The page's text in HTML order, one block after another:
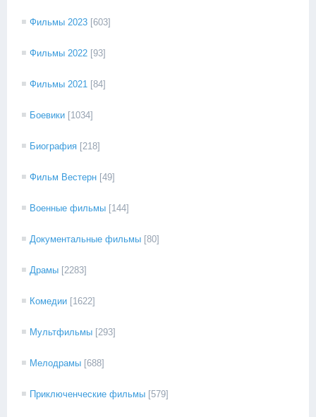
Фильмы 2023 [603]
Фильмы 2022 [93]
Фильмы 2021 [84]
Боевики [1034]
Биография [218]
Фильм Вестерн [49]
Военные фильмы [144]
Документальные фильмы [80]
Драмы [2283]
Комедии [1622]
Мультфильмы [293]
Мелодрамы [688]
Приключенческие фильмы [579]